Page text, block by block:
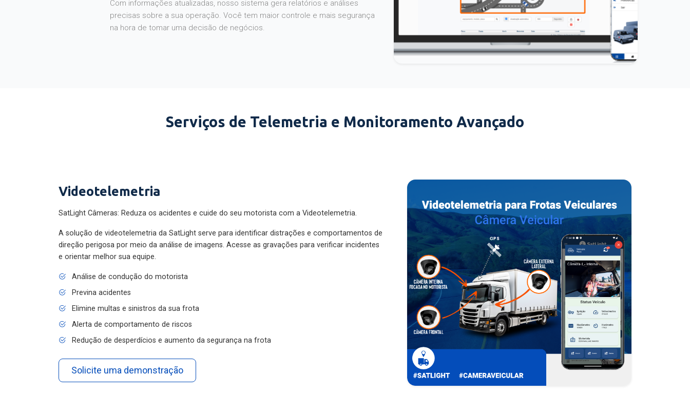
precisas sobre a sua operação. Você tem maior controle e mais segurança
na hora de tomar uma decisão de negócios.
Serviços de Telemetria e Monitoramento Avançado
Videotelemetria
SatLight Câmeras: Reduza os acidentes e cuide do seu motorista com a Videotelemetria.
A solução de videotelemetria da SatLight serve para identificar distrações e comportamentos de
direção perigosa por meio da análise de imagens. Acesse as gravações para verificar incidentes
e orientar melhor sua equipe.
Análise de condução do motorista
Previna acidentes
Elimine multas e sinistros da sua frota
Alerta de comportamento de riscos
Redução de desperdícios e aumento da segurança na frota
Solicite uma demonstração